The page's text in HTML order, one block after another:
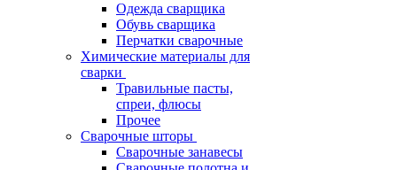
Одежда сварщика
Обувь сварщика
Перчатки сварочные
Химические материалы для
сварки
Травильные пасты,
спреи, флюсы
Прочее
Сварочные шторы
Сварочные занавесы